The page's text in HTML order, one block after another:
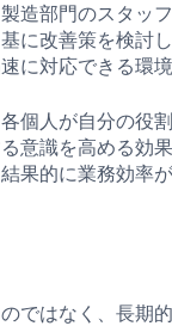
造部門のスタッ
に改善策を検討
に対応できる環境
個人が自分の役
意識を高める効
果的に業務効率
ではなく、長期